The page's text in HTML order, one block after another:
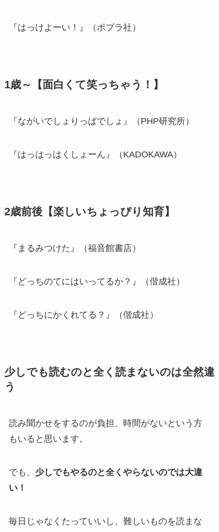
『はっけよーい！』（ポプラ社）
1歳～【面白くて笑っちゃう！】
『ながいでしょりっぱでしょ』（PHP研究所）
『はっはっはくしょーん』（KADOKAWA）
2歳前後【楽しいちょっぴり知育】
『まるみつけた』（福音館書店）
『どっちのてにはいってるか？』（偕成社）
『どっちにかくれてる？』（偕成社）
少しでも読むのと全く読まないのは全然違
う
読み聞かせをするのが負担、時間がないという方
もいると思います。
でも、 少しでもやるのと全くやらないのでは大違
い！
毎日じゃなくたっていいし、難しいものを読まな